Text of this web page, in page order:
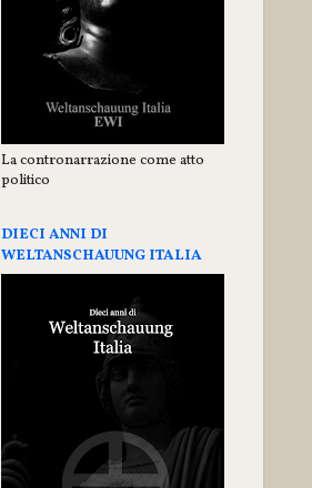
La contronarrazione come atto
politico
DIECI ANNI DI
WELTANSCHAUUNG ITALIA